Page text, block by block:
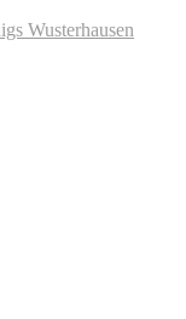
Wusterhausen